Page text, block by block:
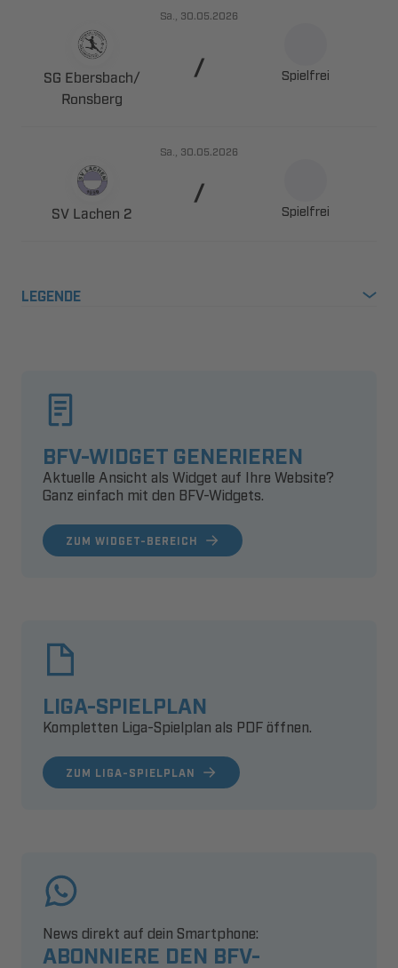
., 
 ​

 Spielfrei
., 
  

Spielfrei
LEGENDE
BFV-WIDGET GENERIEREN
Aktuelle Ansicht als Widget auf Ihre Website?
Ganz einfach mit den BFV-Widgets.
ZUM WIDGET-BEREICH
LIGA-SPIELPLAN
Kompletten Liga-Spielplan als PDF öffnen.
ZUM LIGA-SPIELPLAN
ABONNIERE DEN BFV-
News direkt auf dein Smartphone: